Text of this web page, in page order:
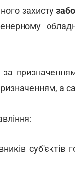
захисту
за
а